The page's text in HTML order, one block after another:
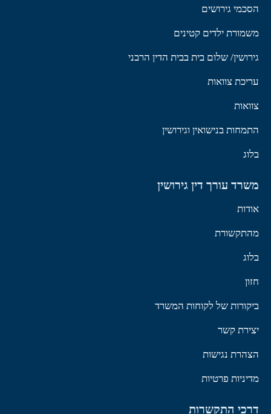
הסכמי גירושים
משמורת ילדים קטינים
גירושין/ שלום בית בבית הדין הרבני
עריכת צוואות
צוואות
התמחות בנישואין וגירושין
בלוג
משרד עורך דין גירושין
אודות
מהתקשורת
בלוג
חזון
ביקורות של לקוחות המשרד
יצירת קשר
הצהרת נגישות
מדיניות פרטיות
דרכי התקשרות